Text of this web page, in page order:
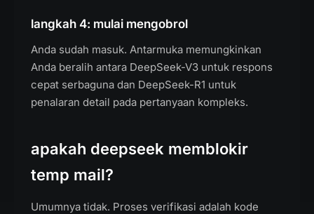
langkah 4: mulai mengobrol
Anda sudah masuk. Antarmuka memungkinkan
Anda beralih antara DeepSeek-V3 untuk respons
cepat serbaguna dan DeepSeek-R1 untuk
penalaran detail pada pertanyaan kompleks.
apakah deepseek memblokir
temp mail?
Umumnya tidak. Proses verifikasi adalah kode